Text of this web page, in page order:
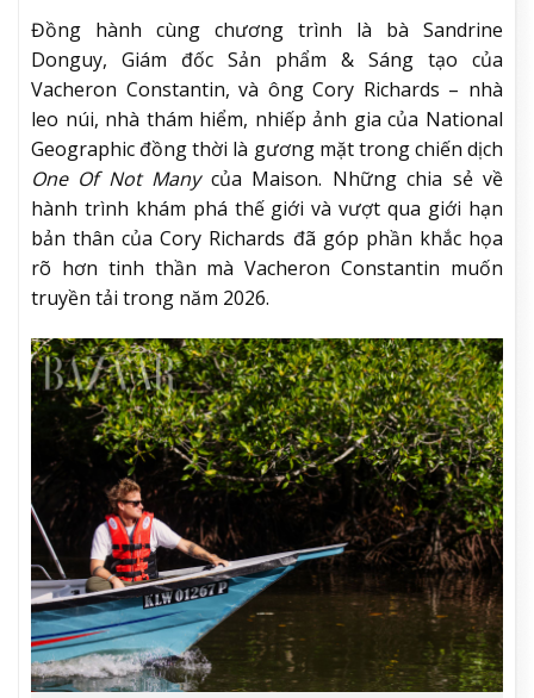
Đồng hành cùng chương trình là bà Sandrine
Donguy, Giám đốc Sản phẩm & Sáng tạo của
Vacheron Constantin, và ông Cory Richards – nhà
leo núi, nhà thám hiểm, nhiếp ảnh gia của National
Geographic đồng thời là gương mặt trong chiến dịch
One Of Not Manycủa Maison. Những chia sẻ về
hành trình khám phá thế giới và vượt qua giới hạn
bản thân của Cory Richards đã góp phần khắc họa
rõ hơn tinh thần mà Vacheron Constantin muốn
truyền tải trong năm 2026.